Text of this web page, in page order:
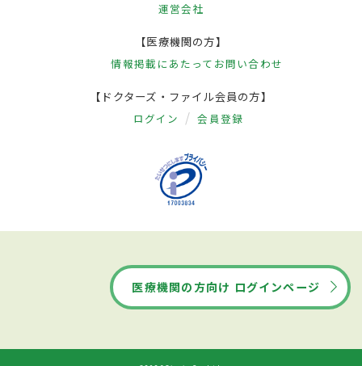
運営会社
【医療機関の方】
情報掲載にあたって お問い合わせ
【ドクターズ・ファイル会員の方】
ログイン 会員登録
医療機関の方向け ログインページ